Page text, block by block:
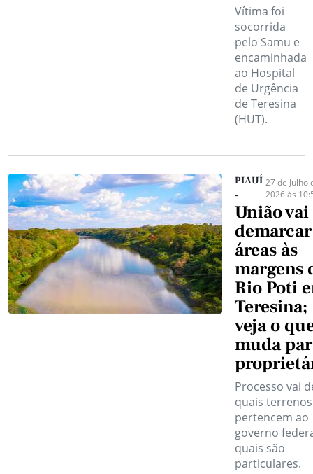
Vítima foi
socorrida
pelo Samu e
encaminhada
ao Hospital
de Urgência
de Teresina
(HUT).
PIAUÍ
-
27 de Julho
2026 às
União vai
demarcar
áreas às
margens
Rio Poti
Teresina;
veja o
muda
Processo vai
quais terrenos
pertencem ao
governo
quais são
particulares.